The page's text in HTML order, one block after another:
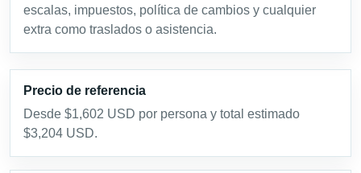
escalas, impuestos, política de cambios y cualquier
extra como traslados o asistencia.
Precio de referencia
Desde $1,602 USD por persona y total estimado
$3,204 USD.